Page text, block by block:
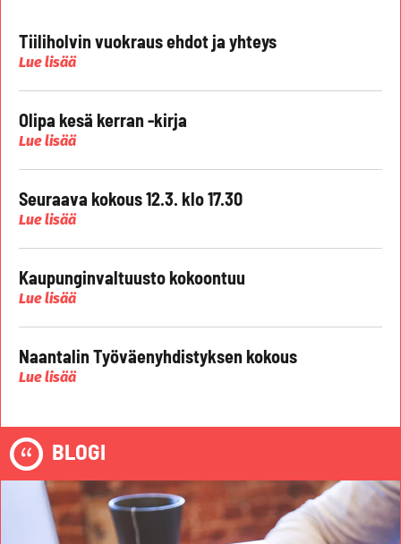
Tiiliholvin vuokraus ehdot ja yhteys
Lue lisää
Olipa kesä kerran -kirja
Lue lisää
Seuraava kokous 12.3. klo 17.30
Lue lisää
Kaupunginvaltuusto kokoontuu
Lue lisää
Naantalin Työväenyhdistyksen kokous
Lue lisää
BLOGI